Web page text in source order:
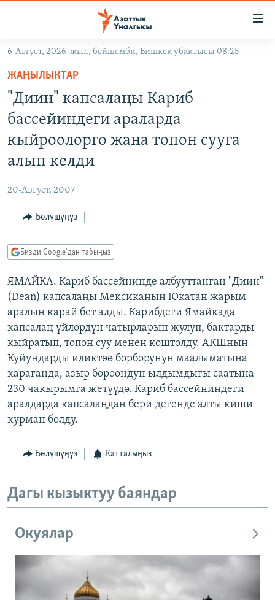
Навигацияга
өтүңүз
Издөөгө
салыңыз
КЫРГЫЗСТАН
САЯСАТ
ДҮЙНӨ
ДҮЙНӨ
УКРАИНА
БҮГҮН АЗАТТЫКТА
ЭКСПЕРТТЕР ТАЛДАЙТ
БИЗ ЖАНА ДҮЙНӨ
ЭЖЕ-СИҢДИЛЕР
АЗАТТЫК+
ЫҢГАЙСЫЗ СУРООЛОР
ПОДКАСТ
ӨЗГӨЧӨ ПИКИР
Русский
ОНЛАЙН ШЕРИНЕ
ЭЕ/АРнун бардык сайттары
6-Август, 2026-жыл, бейшемби, Бишкек убактысы 08:25
ЖАҢЫЛЫКТАР
"Диин" капсалаңы Кариб
бассейиндеги араларда
кыйроолорго жана топон сууга
алып келди
20-Август, 2007
Бөлүшүңүз
Бизди Google'дан табыңыз
ЯМАЙКА. Кариб бассейнинде албууттанган "Диин"
(Dean) капсалаңы Мексиканын Юкатан жарым
аралын карай бет алды. Карибдеги Ямайкада
капсалаң үйлөрдүн чатырларын жулуп, бактарды
кыйратып, топон суу менен коштолду. АКШнын
Куйундарды иликтөө борборунун маалыматына
караганда, азыр бороондун ылдымдыгы саатына
230 чакырымга жетүүдө. Кариб бассейниндеги
аралдарда капсалаңдан бери дегенде алты киши
курман болду.
Бөлүшүңүз Катталыңыз
Дагы кызыктуу баяндар
Окуялар